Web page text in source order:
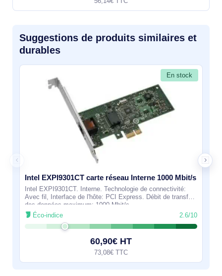
Suggestions de produits similaires et
durables
En stock
Intel EXPI9301CT carte réseau Interne 1000 Mbit/s
Intel EXPI9301CT. Interne. Technologie de connectivité:
Avec fil, Interface de l'hôte: PCI Express. Débit de transfert
des données maximum: 1000 Mbit/s
Éco-indice
2.6/10
60,90€ HT
73,08€ TTC